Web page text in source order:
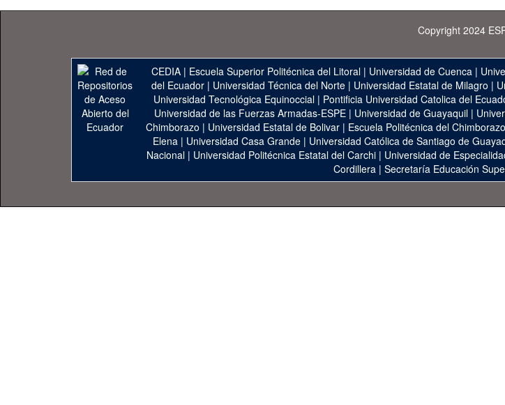
Copyright 2024
CEDIA | Escuela Superior Politécnica del Litoral | Universidad de Cuenca |
del Ecuador| Universidad Técnica del Norte| Universidad Estatal de Milagro |
Universidad Tecnológica Equinoccial| Pontificia Universidad Catolica del
Universidad de las Fuerzas Armadas-ESPE | Universidad de Guayaquil |
Chimborazo | Universidad Estatal de Bolivar| Escuela Politécnica del Chimborazo
Elena | Universidad Casa Grande | Universidad Católica de Santiago de
Nacional | Universidad Politécnica Estatal del Carchi | Universidad de
Cordillera| Secretaría Educación